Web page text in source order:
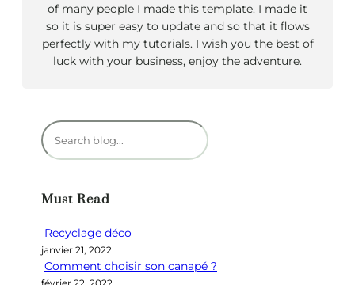
of many people I made this template. I made it
so it is super easy to update and so that it flows
perfectly with my tutorials. I wish you the best of
luck with your business, enjoy the adventure.
R
e
e
c
h
e
Must Read
Recyclage déco
janvier 21, 2022
Comment choisir son canapé ?